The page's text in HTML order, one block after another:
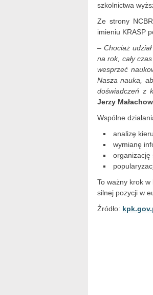
szkolnictwa
Ze strony
imieniu KRASP
– Chociaż
na rok, cały
wesprzeć
Nasza nauka,
doświadczeń z
Jerzy
Wspólne
analizę
wymianę
organizację
To ważny krok
silnej pozycji w
Źródło: